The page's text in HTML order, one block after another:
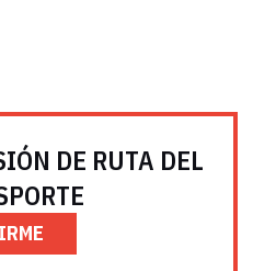
DE RUTA DEL